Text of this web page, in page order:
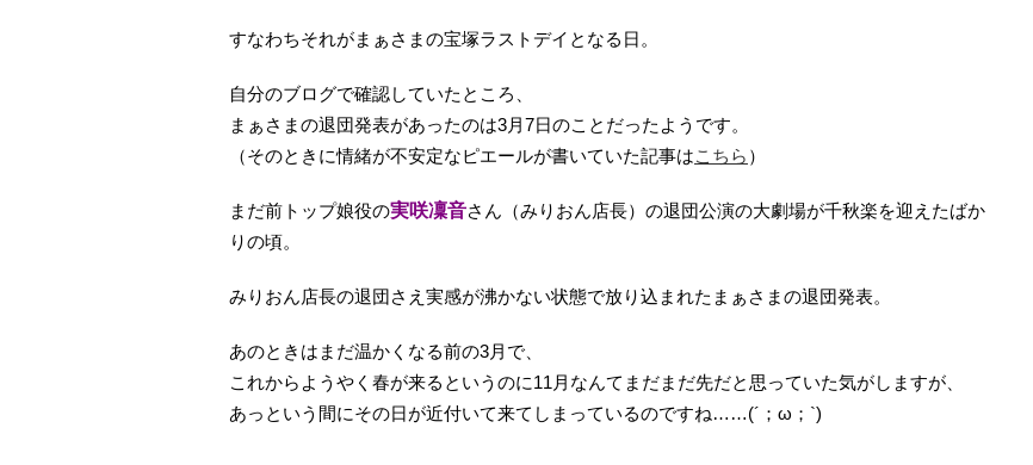
すなわちそれがまぁさまの宝塚ラストデイとなる日。
自分のブログで確認していたところ、
まぁさまの退団発表があったのは3月7日のことだったようです。
（そのときに情緒が不安定なピエールが書いていた記事はこちら ）
まだ前トップ娘役の実咲凜音さん（みりおん店長）の退団公演の大劇場が千秋楽を迎えたばか
りの頃。
みりおん店長の退団さえ実感が沸かない状態で放り込まれたまぁさまの退団発表。
あのときはまだ温かくなる前の3月で、
これからようやく春が来るというのに11月なんてまだまだ先だと思っていた気がしますが、
あっという間にその日が近付いて来てしまっているのですね……(´；ω；`)